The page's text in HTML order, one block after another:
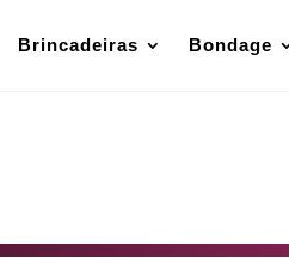
Brincadeiras Bondage